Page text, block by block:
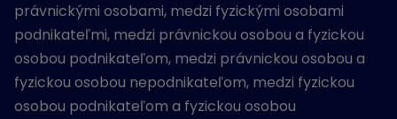
právnickými osobami, medzi fyzickými osobami
podnikateľmi, medzi právnickou osobou a fyzickou
osobou podnikateľom, medzi právnickou osobou a
fyzickou osobou nepodnikateľom, medzi fyzickou
osobou podnikateľom a fyzickou osobou